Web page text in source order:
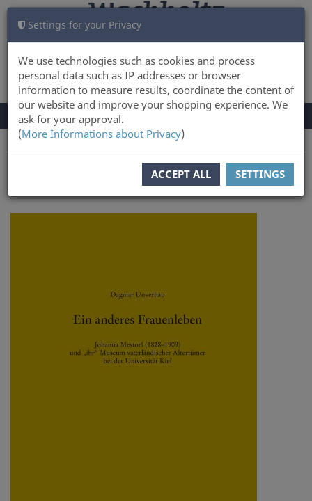
Settings for your Privacy
We use technologies such as cookies and process
personal data such as IP addresses or browser
information to measure results, coordinate the content of
our website and improve your shopping experience. We
ask for your approval.
(More Informations about Privacy)
ACCEPT ALL SETTINGS
LOG IN CART 0
TOGGLE
NAVIGATION
Menu